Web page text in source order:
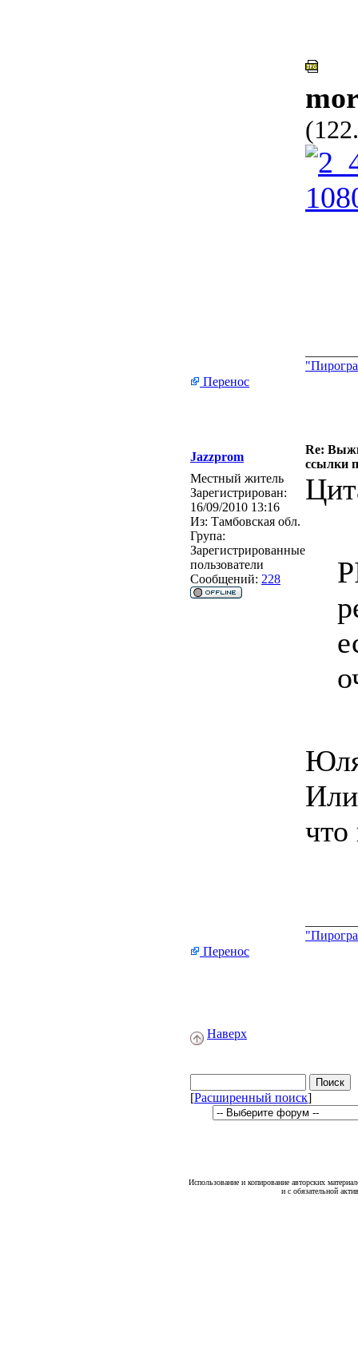
Перенос
Jazzprom
Re:
ссылки
Местный житель
Зарегистрирован:
16/09/2010 13:16
Из: Тамбовская обл.
Група:
Зарегистрированные
пользователи
Сообщений: 228
что
Перенос
Наверх
[Расширенный поиск]
Использование и копирование авторских
и с обязательной